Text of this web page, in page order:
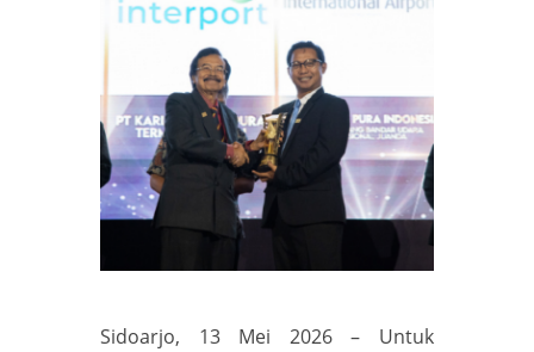
Sidoarjo, 13 Mei 2026 – Untuk